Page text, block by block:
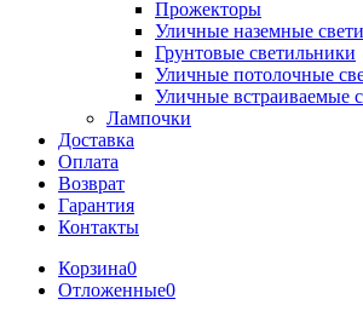
Прожекторы
Уличные наземные
Грунтовые светильники
Уличные потолочные
Уличные встраиваемые
Лампочки
Доставка
Оплата
Возврат
Гарантия
Контакты
Корзина0
Отложенные0